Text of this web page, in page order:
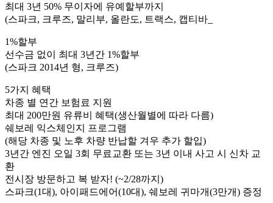
최대 3년 50% 무이자에 유예할부까지
(스파크, 크루즈, 말리부, 올란도, 트랙스, 캡티바_
1%할부
선수금 없이 최대 3년간 1%할부
(스파크 2014년 형, 크루즈)
5가지 혜택
차종 별 연간 보험료 지원
최대 200만원 유류비 혜택(생산월별에 따라 다름)
쉐보레 익스체인지 프로그램
(해당 차종 및 노후 차량 반납할 겨우 추가 할입)
3년간 엔진 오일 3회 무료교환 또는 3년 이내 사고 시 신차 교
환
전시장 방문하고 복 받자! (~2/28까지)
스파크(1대), 아이패드에어(10대), 쉐보레 귀마개(3만개) 증정